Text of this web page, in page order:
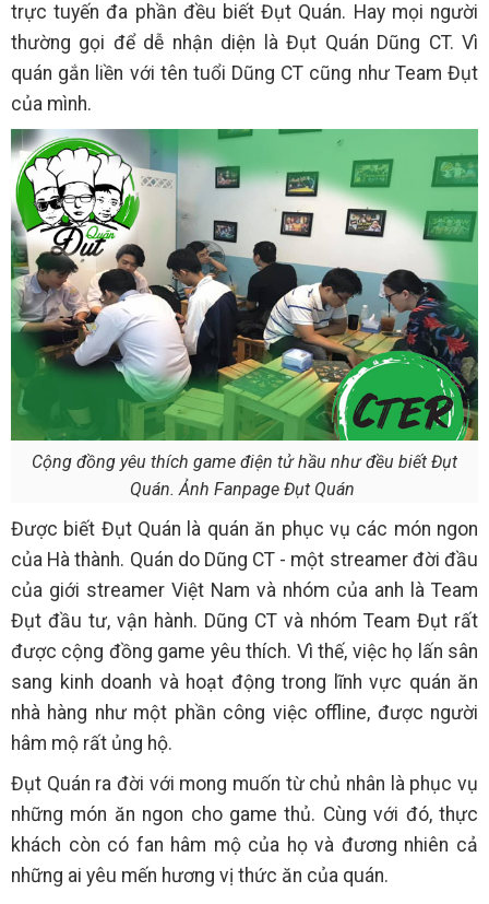
trực tuyến đa phần đều biết Đụt Quán. Hay mọi người
thường gọi để dễ nhận diện là Đụt Quán Dũng CT. Vì
quán gắn liền với tên tuổi Dũng CT cũng như Team Đụt
của mình.
Cộng đồng yêu thích game điện tử hầu như đều biết Đụt
Quán. Ảnh Fanpage Đụt Quán
Được biết Đụt Quán là quán ăn phục vụ các món ngon
của Hà thành. Quán do Dũng CT - một streamer đời đầu
của giới streamer Việt Nam và nhóm của anh là Team
Đụt đầu tư, vận hành. Dũng CT và nhóm Team Đụt rất
được cộng đồng game yêu thích. Vì thế, việc họ lấn sân
sang kinh doanh và hoạt động trong lĩnh vực quán ăn
nhà hàng như một phần công việc offline, được người
hâm mộ rất ủng hộ.
Đụt Quán ra đời với mong muốn từ chủ nhân là phục vụ
những món ăn ngon cho game thủ. Cùng với đó, thực
khách còn có fan hâm mộ của họ và đương nhiên cả
những ai yêu mến hương vị thức ăn của quán.